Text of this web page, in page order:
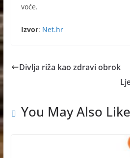
voće.
Izvor: Net.hr
Divlja riža kao zdravi obrok
You May Also Like